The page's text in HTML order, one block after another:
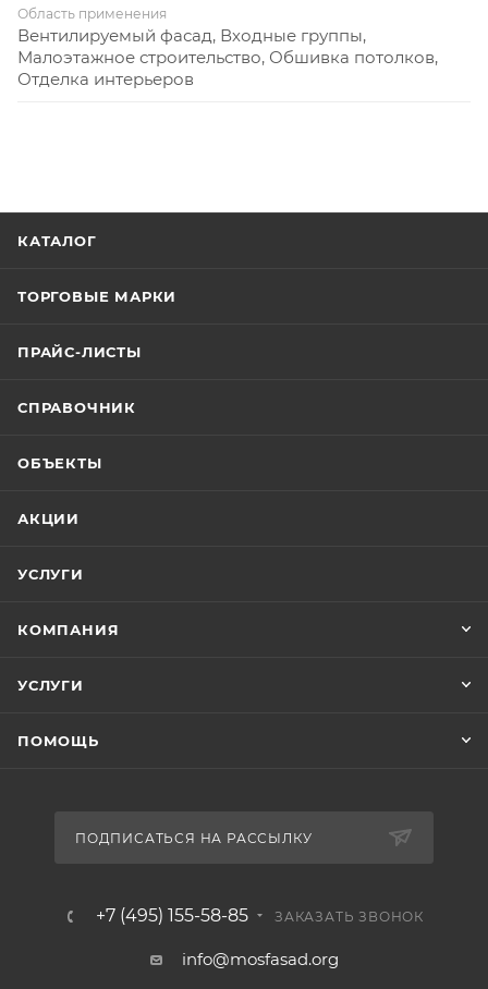
Область применения
Вентилируемый фасад, Входные группы,
Малоэтажное строительство, Обшивка потолков,
Отделка интерьеров
КАТАЛОГ
ТОРГОВЫЕ МАРКИ
ПРАЙС-ЛИСТЫ
СПРАВОЧНИК
ОБЪЕКТЫ
АКЦИИ
УСЛУГИ
КОМПАНИЯ
УСЛУГИ
ПОМОЩЬ
ПОДПИСАТЬСЯ НА РАССЫЛКУ
+7 (495) 155-58-85 ЗАКАЗАТЬ ЗВОНОК
info@mosfasad.org